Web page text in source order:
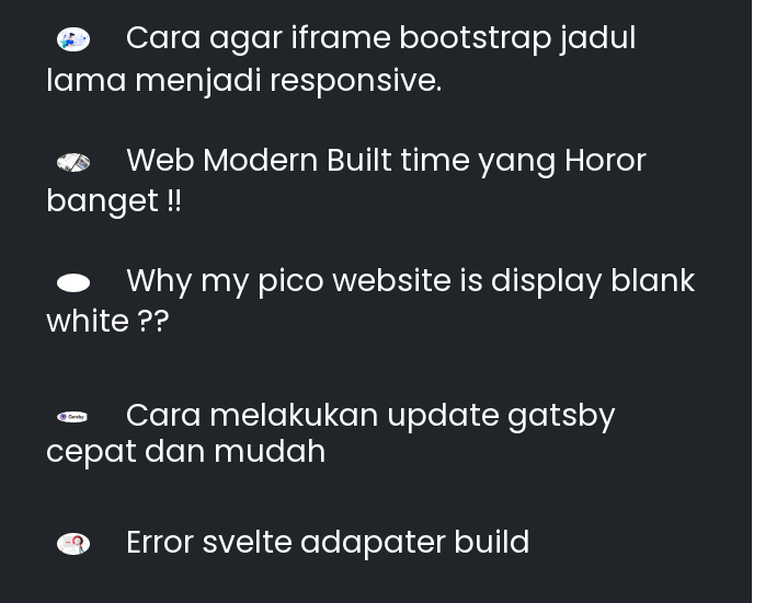
Cara agar iframe bootstrap jadul
lama menjadi responsive.
Web Modern Built time yang Horor
banget !!
Why my pico website is display blank
white ??
Cara melakukan update gatsby
cepat dan mudah
Error svelte adapater build